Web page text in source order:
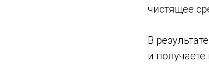
чистящее
В
и получаете